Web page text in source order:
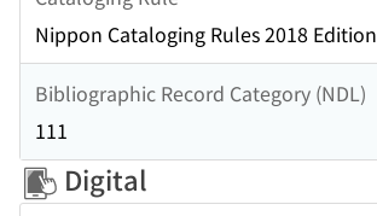
Nippon Cataloging Rules 2018 Edition
Bibliographic Record Category (NDL)
111
Digital